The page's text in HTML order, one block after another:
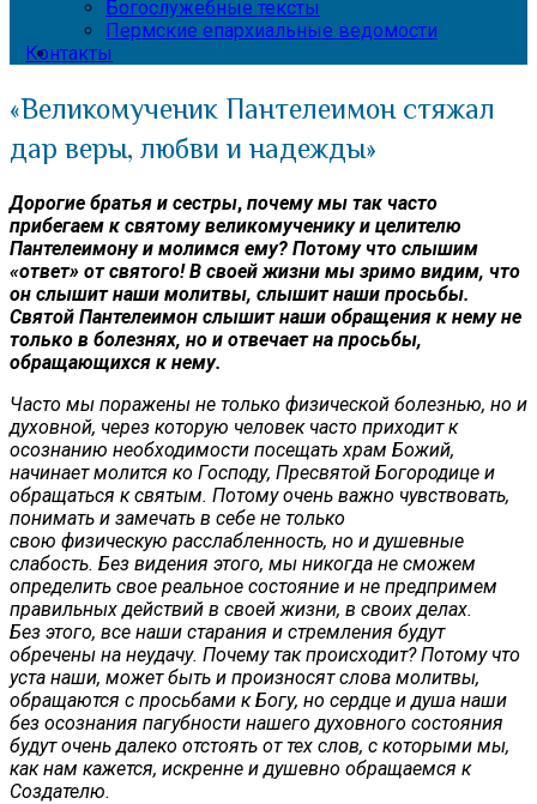
Богослужебные тексты
Пермские епархиальные ведомости
Контакты
«Великомученик Пантелеимон стяжал
дар веры, любви и надежды»
Дорогие братья и сестры, почему мы так часто
прибегаем к святому великомученику и целителю
Пантелеимону и молимся ему? Потому что слышим
«ответ» от святого! В своей жизни мы зримо видим, что
он слышит наши молитвы, слышит наши просьбы.
Святой Пантелеимон слышит наши обращения к нему не
только в болезнях, но и отвечает на просьбы,
обращающихся к нему.
Часто мы поражены не только физической болезнью, но и
духовной, через которую человек часто приходит к
осознанию необходимости посещать храм Божий,
начинает молится ко Господу, Пресвятой Богородице и
обращаться к святым. Потому очень важно чувствовать,
понимать и замечать в себе не только
свою физическую расслабленность, но и душевные
слабость. Без видения этого, мы никогда не сможем
определить свое реальное состояние и не предпримем
правильных действий в своей жизни, в своих делах.
Без этого, все наши старания и стремления будут
обречены на неудачу. Почему так происходит? Потому что
уста наши, может быть и произносят слова молитвы,
обращаются с просьбами к Богу, но сердце и душа наши
без осознания пагубности нашего духовного состояния
будут очень далеко отстоять от тех слов, с которыми мы,
как нам кажется, искренне и душевно обращаемся к
Создателю.